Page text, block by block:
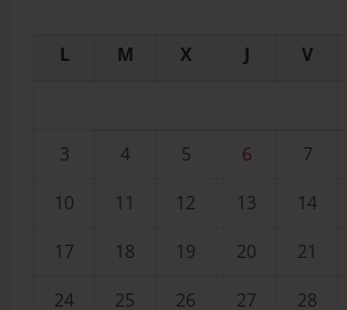
L M X J V
3
4 5 6 7
10
11 12 13 14
17
18 19 20 21
24
25 26 27 28